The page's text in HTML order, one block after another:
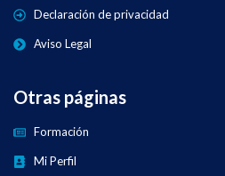
Declaración de privacidad
Aviso Legal
Otras páginas
Formación
Mi Perfil